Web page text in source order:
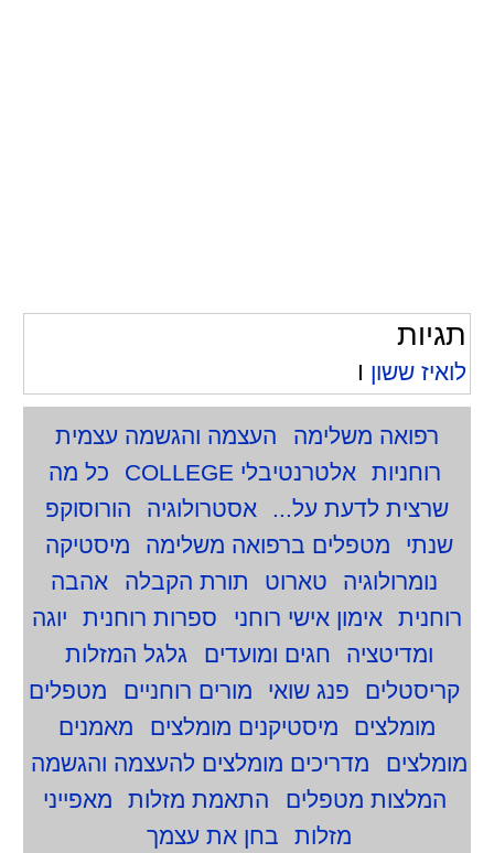
תגיות
לואיז ששון
רפואה משלימה
העצמה והגשמה עצמית
רוחניות
אלטרנטיבלי COLLEGE
כל מה
שרצית לדעת על...
אסטרולוגיה
הורוסוקפ
שנתי
מטפלים ברפואה משלימה
מיסטיקה
נומרולוגיה
טארוט תורת הקבלה
אהבה
רוחנית
אימון אישי רוחני ספרות רוחנית
יוגה
ומדיטציה
חגים ומועדים
גלגל המזלות
קריסטלים
פנג שואי מורים רוחניים
מטפלים
מומלצים
מיסטיקנים מומלצים
מאמנים
מומלצים
מדריכים מומלצים להעצמה והגשמה
המלצות מטפלים
התאמת מזלות
מאפייני
מזלות
בחן את עצמך